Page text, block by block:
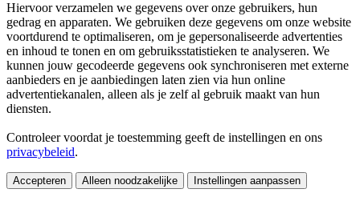
Hiervoor verzamelen we gegevens over onze gebruikers, hun
gedrag en apparaten. We gebruiken deze gegevens om onze website
voortdurend te optimaliseren, om je gepersonaliseerde advertenties
en inhoud te tonen en om gebruiksstatistieken te analyseren. We
kunnen jouw gecodeerde gegevens ook synchroniseren met externe
aanbieders en je aanbiedingen laten zien via hun online
advertentiekanalen, alleen als je zelf al gebruik maakt van hun
diensten.
Controleer voordat je toestemming geeft de instellingen en ons
privacybeleid.
Accepteren Alleen noodzakelijke Instellingen aanpassen